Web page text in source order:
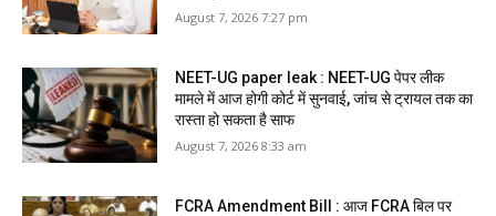
August 7, 2026 7:27 pm
NEET-UG paper leak : NEET-UG पेपर लीक
मामले में आज होगी कोर्ट में सुनवाई, जांच से ट्रायल तक का
रास्ता हो सकता है साफ
August 7, 2026 8:33 am
FCRA Amendment Bill : आज FCRA बिल पर